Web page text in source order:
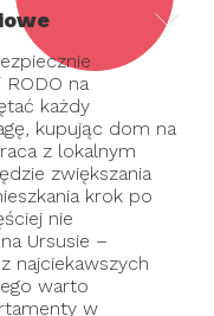
RODO na
każdy
kupując dom na
z lokalnym
zwiększania
krok po
nie
Ursusie –
najciekawszych
warto
w